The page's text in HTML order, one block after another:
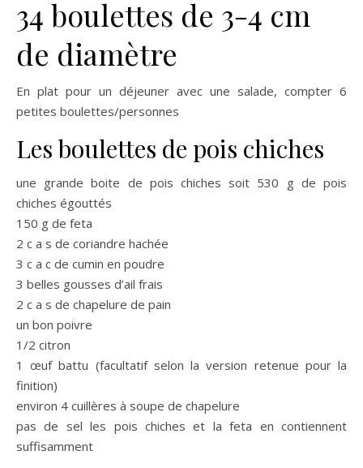
34 boulettes de 3-4 cm
de diamètre
En plat pour un déjeuner avec une salade, compter 6
petites boulettes/personnes
Les boulettes de pois chiches
une grande boite de pois chiches soit 530 g de pois
chiches égouttés
150 g de feta
2 c a s de coriandre hachée
3 c a c de cumin en poudre
3 belles gousses d’ail frais
2 c a s de chapelure de pain
un bon poivre
1/2 citron
1 œuf battu (facultatif selon la version retenue pour la
finition)
environ 4 cuillères à soupe de chapelure
pas de sel les pois chiches et la feta en contiennent
suffisamment